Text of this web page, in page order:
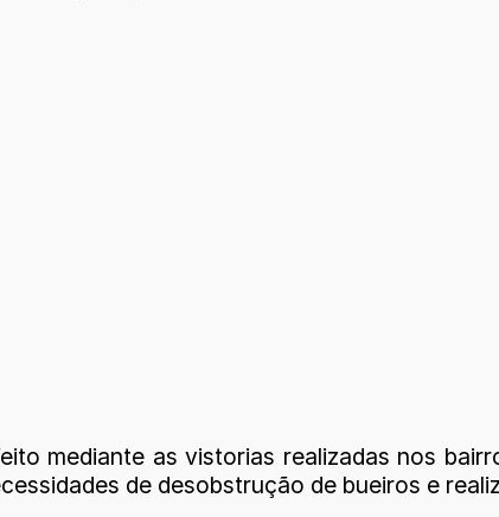
mediante as vistorias realizadas nos
de desobstrução de bueiros e